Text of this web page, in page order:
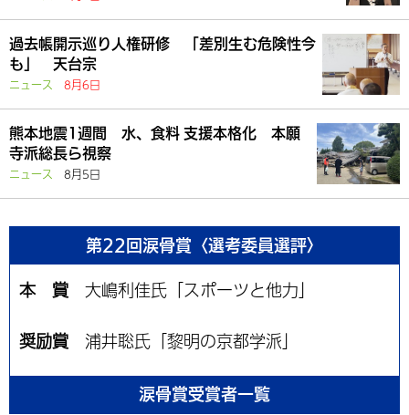
過去帳開示巡り人権研修 「差別生む危険性今
も」 天台宗
ニュース 8月6日
熊本地震1週間 水、食料 支援本格化 本願
寺派総長ら視察
ニュース 8月5日
第22回涙骨賞〈選考委員選評〉
本 賞 大嶋利佳氏「スポーツと他力」
奨励賞 浦井聡氏「黎明の京都学派」
涙骨賞受賞者一覧